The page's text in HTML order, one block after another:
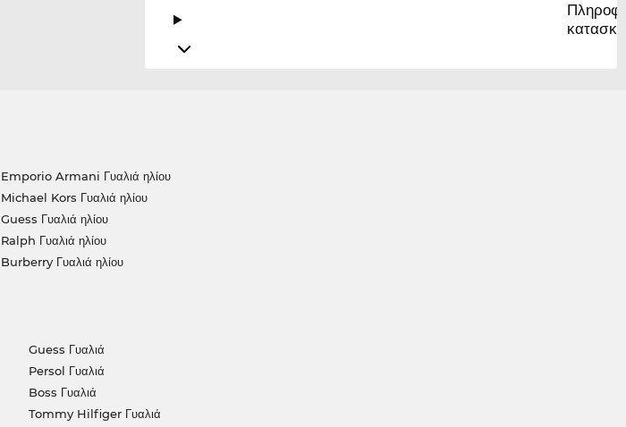
Emporio Armani Γυαλιά ηλίου
Michael Kors Γυαλιά ηλίου
Guess Γυαλιά ηλίου
Ralph Γυαλιά ηλίου
Burberry Γυαλιά ηλίου
Guess Γυαλιά
Persol Γυαλιά
Boss Γυαλιά
Tommy Hilfiger Γυαλιά